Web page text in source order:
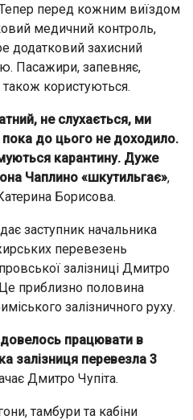
перед кожним виїздом
медичний контроль,
додатковий захисний
Пасажири, запевняє,
користуються.
не слухається, ми
пока до цього не доходило.
карантину. Дуже
Чаплино «шкутильгає»,
Борисова.
заступник начальника
перевезень
залізниці Дмитро
Це приблизно половина
залізничного руху.
довелось працювати в
залізниця перевезла 3
Дмитро Чупіта.
тамбури та кабіни